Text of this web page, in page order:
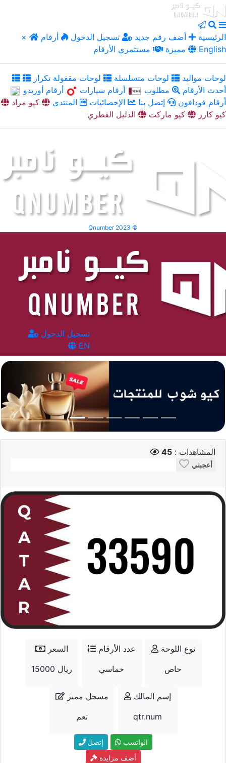
× الرئيسية أضف رقم جديد تسجيل الدخول
أرقام
مميزة
مستثمري الأرقام English
لوحات مواليد لوحات متسلسلة
لوحات مقفولة تكرار
أحدث الأرقام
مطلوب أرقام سيارات
أرقام أوريدو
أرقام فودافون
إتصل بنا الإحصائيات المنتدى
كيو مزاد
كيو كارز
كيو ماركت الدليل القطري
Qnumber 2023 ©
تسجيل الدخول
EN
المشاهدات : 45
أعجبني
السعر
15000 ريال
عدد الأرقام
خماسي
نوع اللوحة
خاص
مسجل مميز
نعم
إسم المالك
qtr.num
إتصل
الواتسب
أضف مزايدة